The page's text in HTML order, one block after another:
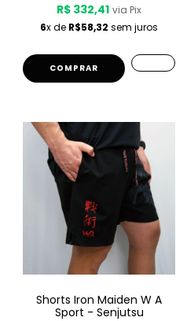
R$ 332,41 via Pix
6x de R$58,32 sem juros
COMPRAR
Shorts Iron Maiden W A
Sport - Senjutsu